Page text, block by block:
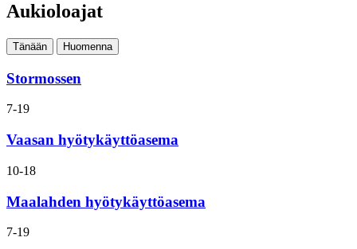
Aukioloajat
Tänään Huomenna
Stormossen
Avoinna
7-19
Vaasan hyötykäyttöasema
Avoinna
10-18
Maalahden hyötykäyttöasema
Avoinna
7-19